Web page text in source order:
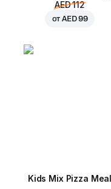
AED 112
отAED 99
Kids Mix Pizza Meal